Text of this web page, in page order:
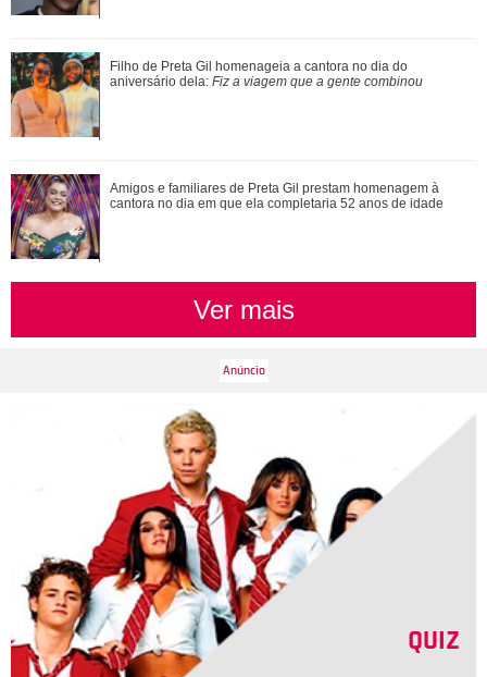
primeiro prêmio da noite, Viola Davis subiu ao palco para
em Três Anúncios Para um Crime! Esta é a primeira indicação
ao Oscar e a primeira estatueta do astro. Em seu discurso,
começou brincando que queria ganhar a lancha de Jimmy e
por isso ia acelerar sua fala!
Adriana fica sabendo por Pedro, Cléber e André que a
promotoria acatou as denúncias de Sue...
Além de Shawn Mendes... Relembre os famosos que já se
fantasiaram de Xuxa Meneghel
Filho de Preta Gil homenageia a cantora no dia do
aniversário dela: Fiz a viagem que a gente combinou
Amigos e familiares de Preta Gil prestam homenagem à
cantora no dia em que ela completaria 52 anos de idade
Ver mais
QUIZ